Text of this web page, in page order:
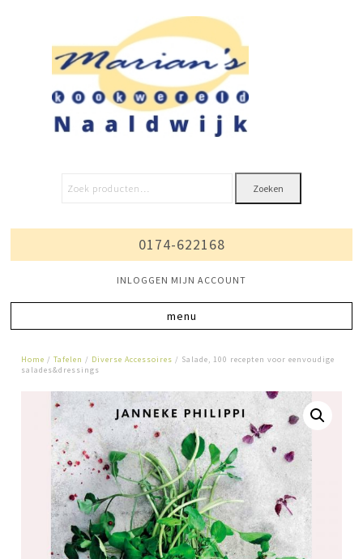
Zoeken
0174-622168
INLOGGEN MIJN ACCOUNT
Home /Tafelen / Diverse Accessoires / Salade, 100 recepten voor eenvoudige
salades&dressings